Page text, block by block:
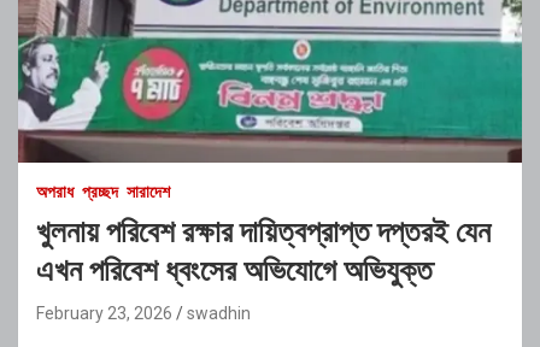
অপরাধ প্রচ্ছদ সারাদেশ
খুলনায় পরিবেশ রক্ষার দায়িত্বপ্রাপ্ত দপ্তরই যেন
এখন পরিবেশ ধ্বংসের অভিযোগে অভিযুক্ত
February 23, 2026 swadhin